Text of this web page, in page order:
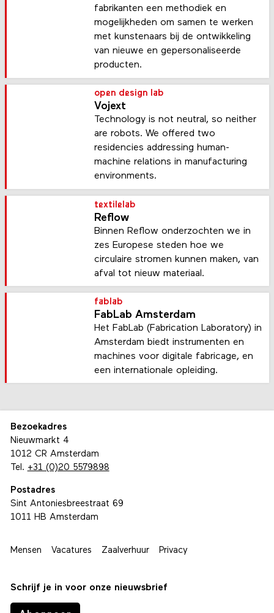
fabrikanten een methodiek en
mogelijkheden om samen te werken
met kunstenaars bij de ontwikkeling
van nieuwe en gepersonaliseerde
producten.
open design lab
Vojext
Technology is not neutral, so neither
are robots. We offered two
residencies addressing human-
machine relations in manufacturing
environments.
textilelab
Reflow
Binnen Reflow onderzochten we in
zes Europese steden hoe we
circulaire stromen kunnen maken, van
afval tot nieuw materiaal.
fablab
FabLab Amsterdam
Het FabLab (Fabrication Laboratory) in
Amsterdam biedt instrumenten en
machines voor digitale fabricage, en
een internationale opleiding.
Bezoekadres
Nieuwmarkt 4
1012 CR Amsterdam
Tel. +31 (0)20 5579898
Postadres
Sint Antoniesbreestraat 69
1011 HB Amsterdam
Mensen Vacatures Zaalverhuur Privacy
Schrijf je in voor onze nieuwsbrief